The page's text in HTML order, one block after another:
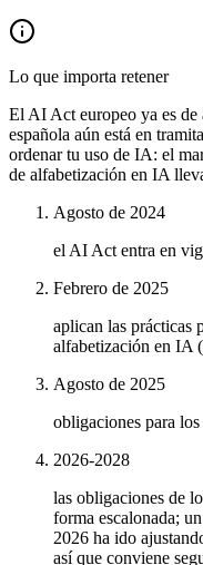
Lo que importa retener
El AI Act europeo ya es
española aún está en
ordenar tu uso de IA: el
de alfabetización en IA
Agosto de 2024
el AI Act entra en
Febrero de 2025
aplican las prácticas
alfabetización en IA
Agosto de 2025
obligaciones para
2026-2028
las obligaciones de
forma escalonada;
2026 ha ido
así que conviene